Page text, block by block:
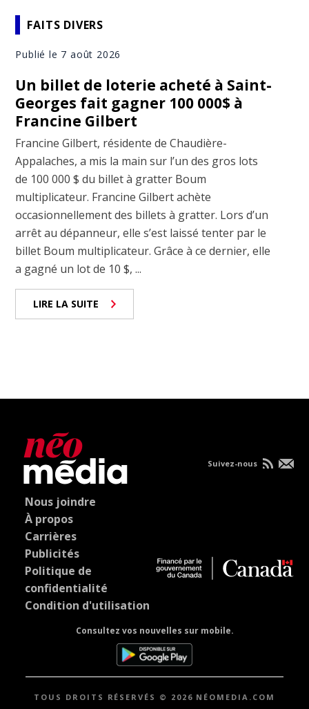
FAITS DIVERS
Publié le 7 août 2026
Un billet de loterie acheté à Saint-
Georges fait gagner 100 000$ à
Francine Gilbert
Francine Gilbert, résidente de Chaudière-
Appalaches, a mis la main sur l’un des gros lots
de 100 000 $ du billet à gratter Boum
multiplicateur. Francine Gilbert achète
occasionnellement des billets à gratter. Lors d’un
arrêt au dépanneur, elle s’est laissé tenter par le
billet Boum multiplicateur. Grâce à ce dernier, elle
a gagné un lot de 10 $, ...
LIRE LA SUITE
Nous joindre
À propos
Carrières
Publicités
Politique de
confidentialité
Condition d'utilisation
Consultez vos nouvelles sur mobile.
Suivez-nous
TOUS DROITS RÉSERVÉS © 2026 NÉOMEDIA.COM